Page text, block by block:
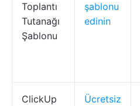
Toplantı
Tutanağı
Şablonu
şablonu
edinin
ClickUp
Ücretsiz